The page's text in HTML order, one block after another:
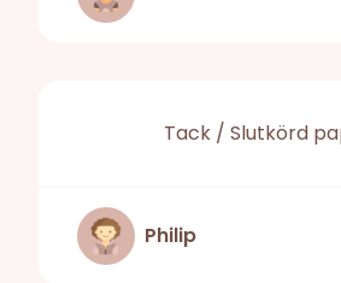
Tack / Slutkörd
Philip